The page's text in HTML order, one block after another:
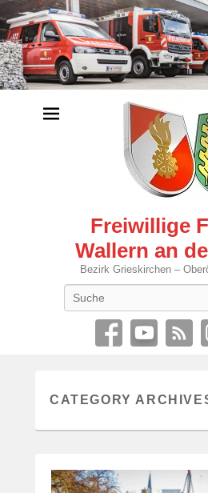
Freiwillige
Wallern an
Bezirk Grieskirchen –
CATEGORY